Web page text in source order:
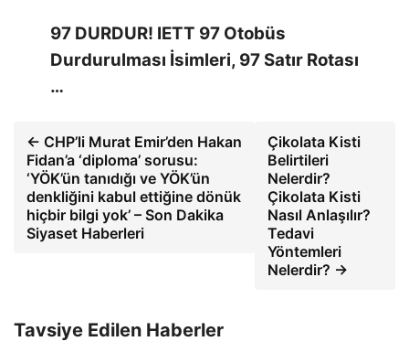
97 DURDUR! IETT 97 Otobüs
Durdurulması İsimleri, 97 Satır Rotası
…
← CHP’li Murat Emir’den Hakan
Fidan’a ‘diploma’ sorusu:
‘YÖK’ün tanıdığı ve YÖK’ün
denkliğini kabul ettiğine dönük
hiçbir bilgi yok’ – Son Dakika
Siyaset Haberleri
Çikolata Kisti
Belirtileri
Nelerdir?
Çikolata Kisti
Nasıl Anlaşılır?
Tedavi
Yöntemleri
Nelerdir? →
Tavsiye Edilen Haberler